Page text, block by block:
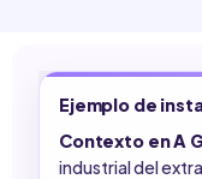
Ejemplo de
Contexto en A
industrial del